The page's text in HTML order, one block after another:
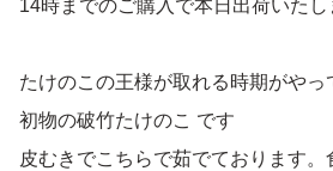
14時までのご購入で本日出荷いたし
たけのこの王様が取れる時期がやっ
初物の破竹たけのこ です
皮むきでこちらで茹でております